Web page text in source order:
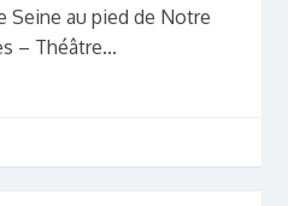
Seine au pied de Notre
– Théâtre...